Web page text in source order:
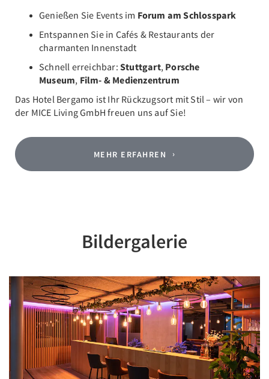
Genießen Sie Events im Forum am Schlosspark
Entspannen Sie in Cafés & Restaurants der
charmanten Innenstadt
Schnell erreichbar: Stuttgart, Porsche
Museum, Film- & Medienzentrum
Das Hotel Bergamo ist Ihr Rückzugsort mit Stil – wir von
der MICE Living GmbH freuen uns auf Sie!
MEHR ERFAHREN
Bildergalerie